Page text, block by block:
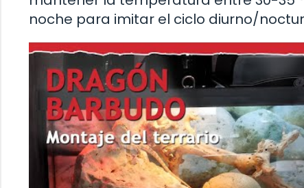
noche para imitar el ciclo diurno/